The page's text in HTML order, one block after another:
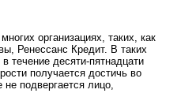
организациях, таких, как
Ренессанс Кредит. В таких
течение десяти-пятнадцати
получается достичь во
подвергается лицо,